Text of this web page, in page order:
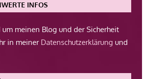
INFOS
meinen Blog und der Sicherheit
in meiner Datenschutzerklärung und